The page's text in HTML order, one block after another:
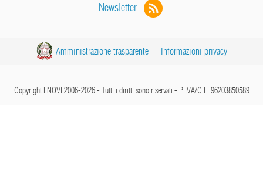
Newsletter
Amministrazione trasparente - Informazioni privacy
Copyright FNOVI 2006-2026 - Tutti i diritti sono riservati - P.IVA/C.F. 96203850589